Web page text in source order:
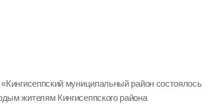
муниципальный район состоялось
жителям Кингисеппского района